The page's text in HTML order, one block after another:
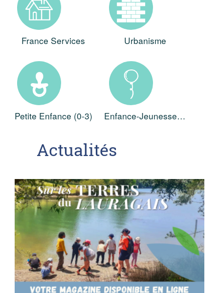
France Services Urbanisme
Petite Enfance (0-3) Enfance-Jeunesse (3-17)
Actualités